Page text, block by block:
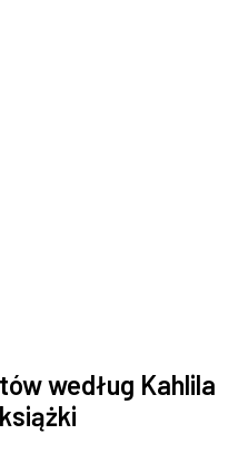
według Kahlila